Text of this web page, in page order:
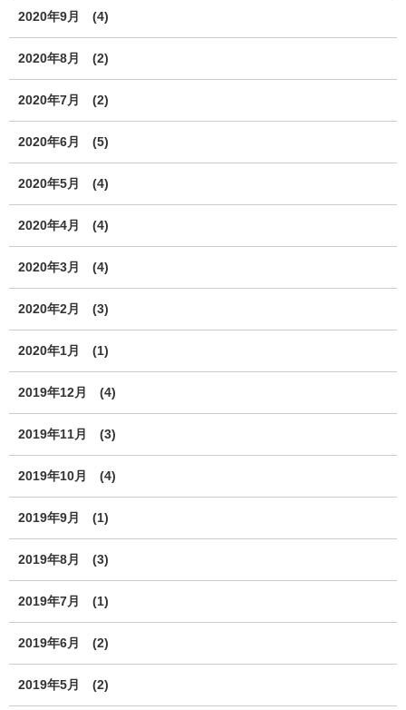
2020年9月 (4)
2020年8月 (2)
2020年7月 (2)
2020年6月 (5)
2020年5月 (4)
2020年4月 (4)
2020年3月 (4)
2020年2月 (3)
2020年1月 (1)
2019年12月 (4)
2019年11月 (3)
2019年10月 (4)
2019年9月 (1)
2019年8月 (3)
2019年7月 (1)
2019年6月 (2)
2019年5月 (2)